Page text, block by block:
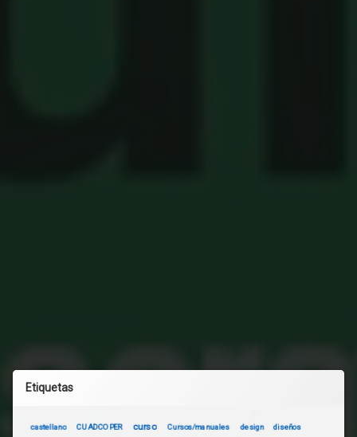
Etiquetas
castellano CUADCOPER curso Cursos/manuales design diseños